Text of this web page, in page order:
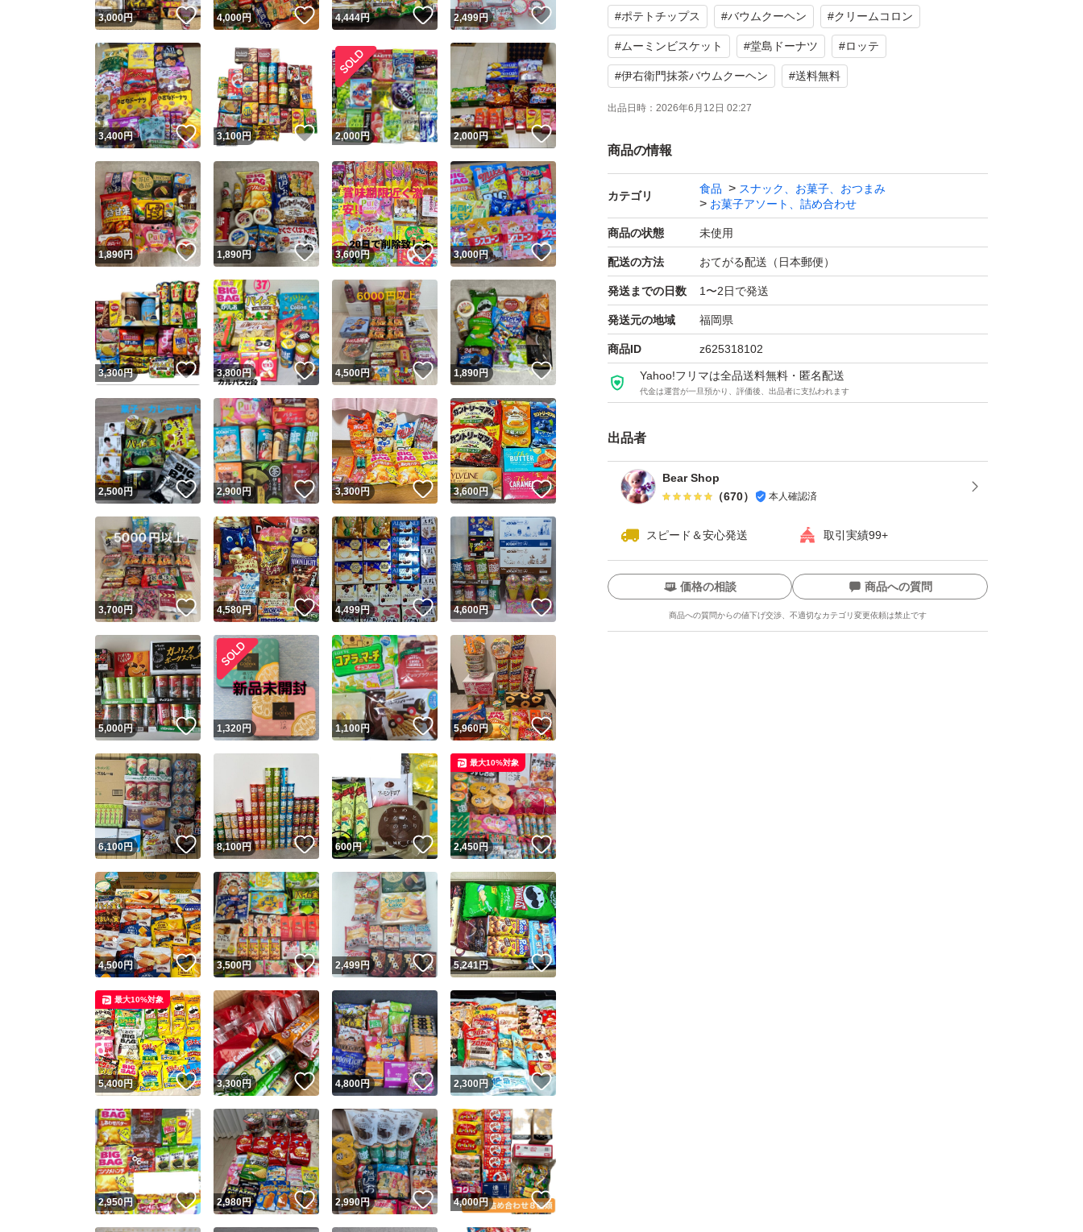
・ポテトチップス BIG BAG のりしお
・ブルボン クリームコロン あっさりミルク
・堂島ドーナツ
【商品の状態】未使用
【カラー】マルチカラー
発送時はリサイクルダンボールを使い防水対策して発送致しま
す。
※質問等がありましたら気軽にコメント下さい。
★伊右衛門バームクーヘンは、期限が過ぎたので外しました。
そのお品を差し引いた金額に変えております。
※発送時は外袋に空気がパンパンの時は上を切込み入れたり、厚
購入を宜しくお願い致し。
ーーーーーーーーー
以下の方は、ご購入をされないで下さい。
バラバラに買いたいと言われたのでお値段を提示すると無視する
過度な値引き交渉をする方。
#ポテトチップス #バウムクーヘン #クリームコロン
#ムーミンビスケット #堂島ドーナツ #ロッテ
#伊右衛門抹茶バウムクーヘン #送料無料
出品日時： 2026年6月12日 02:27
商品の情報
カテゴリ
食品
スナック、お菓子、おつまみ
お菓子アソート、詰め合わせ
商品の状態 未使用
配送の方法 おてがる配送（日本郵便）
発送までの日数 1〜2日で発送
発送元の地域 福岡県
商品ID z625318102
Yahoo!フリマは全品送料無料・匿名配送
代金は運営が一旦預かり、評価後、出品者に支払われます
出品者
Bear Shop
（670） 本人確認済
スピード＆安心発送 取引実績99+
ユーザーの実績について
Yahoo!フリマが定めた一定の基準を満たしたユーザーにバッジを付与しています
安心取引出品者
安心取引出品者 Yahoo!フリマの基準をクリアした安心・安全なユーザーです
取引実績
取引実績◯+ このユーザーはYahoo!フリマの取引を完了させた実績があります
他フリマ実績◯+ このユーザーは他フリマサービスでの取引実績があります
スピード&安心発送
※このバッジは実績に基づく表示であり、発送を保証しているものではありません
スピード＆安心発送
このユーザーは高頻度で24時間以内＆設定した発送日数内に発送してい
ます
スピード発送 このユーザーは高頻度で24時間以内に発送しています
安心発送 このユーザーは設定した発送日数内に発送しています
価格の相談 商品への質問
商品への質問からの値下げ交渉、不適切なカテゴリ変更依頼は禁止です
この商品の情報をコピーします
商品画像の無断転載は禁止されています
コピーは1商品につき1回です
出品ページへ
キャンセル
3,000円 いいね！
4,000円 いいね！
4,444円 いいね！
2,499円
3,400円 いいね！
3,100円 いいね！
2,000円 2,000円 いいね！
1,890円 いいね！
1,890円 いいね！
3,600円 いいね！
3,000円 いいね！
3,300円 いいね！
3,800円 いいね！
4,500円 いいね！
1,890円
2,500円 いいね！
2,900円 いいね！
3,300円 いいね！
3,600円 いいね！
3,700円 いいね！
4,580円 いいね！
4,499円 いいね！
4,600円 いいね！
5,000円 いいね！
1,320円 1,100円 いいね！
5,960円 いいね！
6,100円 いいね！
8,100円 いいね！
600円 いいね！
2,450円 いいね！
最大10%対象
4,500円 いいね！
3,500円 いいね！
2,499円 いいね！
5,241円 いいね！
5,400円 いいね！
最大10%対象
3,300円 いいね！
4,800円 いいね！
2,300円 いいね！
2,950円 いいね！
2,980円 いいね！
2,990円 いいね！
4,000円 いいね！